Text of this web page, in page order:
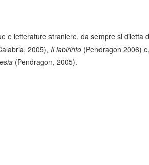
e letterature straniere, da sempre si
2005), Il labirinto (Pendragon 2006)
(Pendragon, 2005).